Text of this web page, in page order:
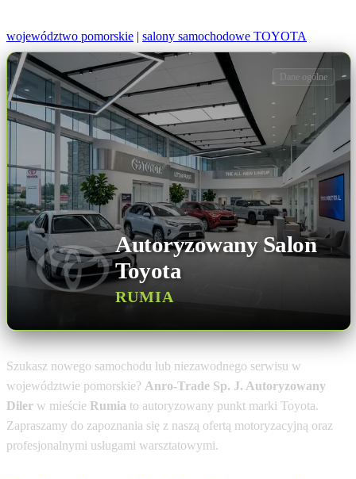
województwo pomorskie | salony samochodowe TOYOTA
Autoryzowany Salon
Toyota
RUMIA
Dane ogólne
Szukasz nowego samochodu lub niezawodnego serwisu w
województwie pomorskie? Anro-Trade Sp. J. Autoryzowany
Diler w mieście Rumia to autoryzowany punkt marki Toyota.
Zapraszamy do zapoznania się z naszą ofertą motoryzacyjną oraz
profesjonalnymi usługami warsztatowymi.